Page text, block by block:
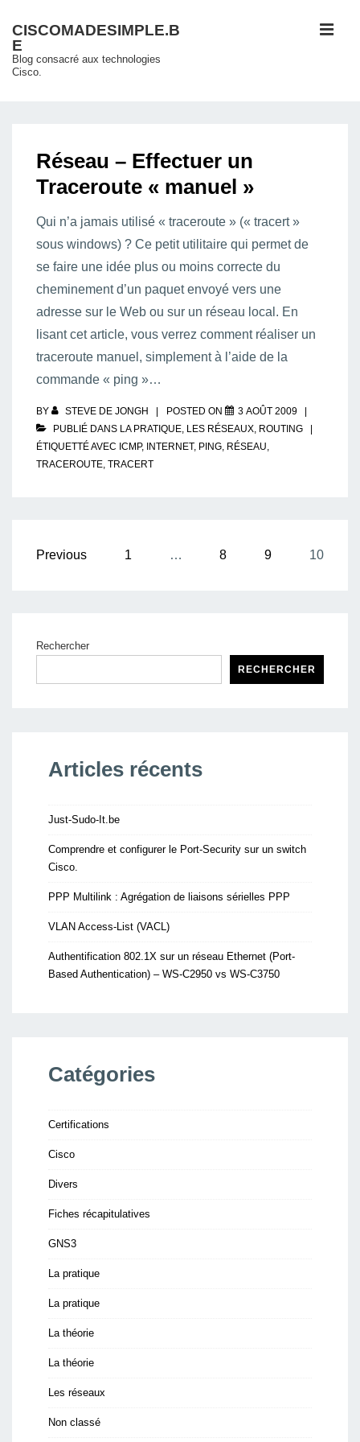
passer
au
contenu
CISCOMADESIMPLE.B
E
Blog consacré aux technologies
Cisco.
Réseau – Effectuer un
Traceroute « manuel »
Qui n’a jamais utilisé « traceroute » (« tracert »
sous windows) ? Ce petit utilitaire qui permet de
se faire une idée plus ou moins correcte du
cheminement d’un paquet envoyé vers une
adresse sur le Web ou sur un réseau local. En
lisant cet article, vous verrez comment réaliser un
traceroute manuel, simplement à l’aide de la
commande « ping »…
BY STEVE DE JONGH POSTED ON
3 AOÛT 2009
PUBLIÉ DANS LA PRATIQUE, LES RÉSEAUX, ROUTING
ÉTIQUETTÉ AVEC ICMP, INTERNET, PING, RÉSEAU,
TRACEROUTE, TRACERT
Pagination
Previous 1 … 8 9 10
Rechercher
RECHERCHER
Articles récents
Just-Sudo-It.be
Comprendre et configurer le Port-Security sur un switch
Cisco.
PPP Multilink : Agrégation de liaisons sérielles PPP
VLAN Access-List (VACL)
Authentification 802.1X sur un réseau Ethernet (Port-
Based Authentication) – WS-C2950 vs WS-C3750
Catégories
Certifications
Cisco
Divers
Fiches récapitulatives
GNS3
La pratique
La pratique
La théorie
La théorie
Les réseaux
Non classé